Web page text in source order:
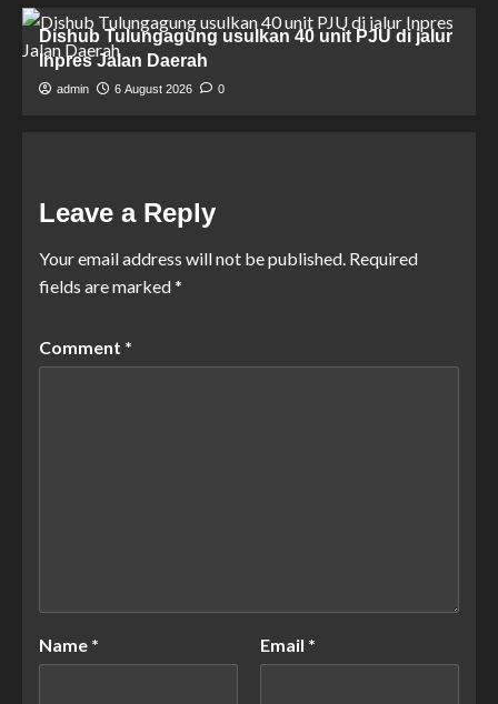
Dishub Tulungagung usulkan 40 unit PJU di jalur
Inpres Jalan Daerah
admin 6 August 2026 0
Leave a Reply
Your email address will not be published. Required
fields are marked*
Comment *
Name * Email *